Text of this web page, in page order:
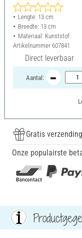
Lengte: 13 cm
Breedte: 13 cm
Materiaal: Kunststof
Artikelnummer 607841
Direct leverbaar
Aantal:
Gratis
Onze populairste